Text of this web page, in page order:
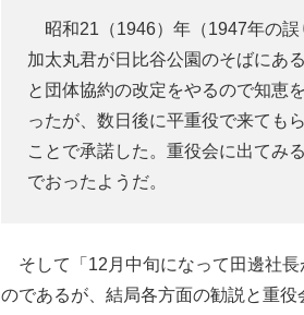
昭和21（1946）年（1947年の誤
加太丸君が日比谷公園のそばにあ
と団体協約の改定をやるので知恵
ったが、数日後に平重役で来ても
ことで承諾した。重役会に出てみ
でおったようだ。
そして「12月中旬になって田邊社長
のであるが、結局各方面の勧説と重